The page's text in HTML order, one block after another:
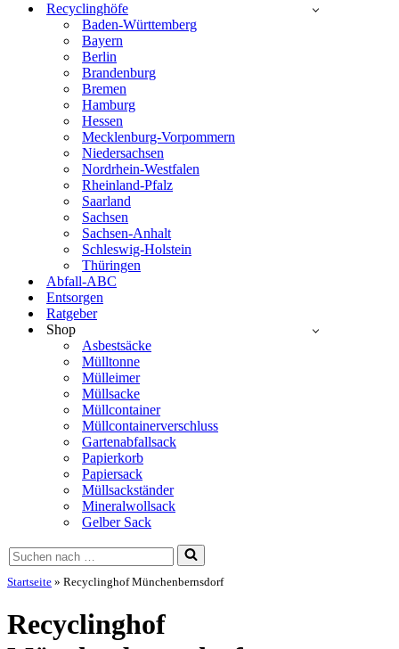
Recyclinghöfe
Baden-Württemberg
Bayern
Berlin
Brandenburg
Bremen
Hamburg
Hessen
Mecklenburg-Vorpommern
Niedersachsen
Nordrhein-Westfalen
Rheinland-Pfalz
Saarland
Sachsen
Sachsen-Anhalt
Schleswig-Holstein
Thüringen
Abfall-ABC
Entsorgen
Ratgeber
Shop
Asbestsäcke
Mülltonne
Mülleimer
Müllsacke
Müllcontainer
Müllcontainerverschluss
Gartenabfallsack
Papierkorb
Papiersack
Müllsackständer
Mineralwollsack
Gelber Sack
Suchen
nach …
Startseite » Recyclinghof Münchenbernsdorf
Recyclinghof